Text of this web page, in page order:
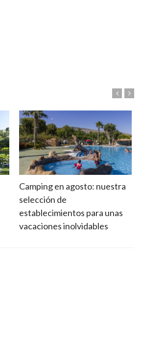
Camping en agosto: nuestra
selección de
establecimientos para unas
vacaciones inolvidables